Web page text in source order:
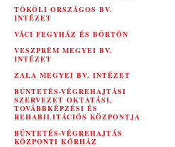
TÖKÖLI ORSZÁGOS BV.
INTÉZET
VÁCI FEGYHÁZ ÉS BÖRTÖN
VESZPRÉM MEGYEI BV.
INTÉZET
ZALA MEGYEI BV. INTÉZET
BÜNTETÉS-VÉGREHAJTÁSI
SZERVEZET OKTATÁSI,
TOVÁBBKÉPZÉSI ÉS
REHABILITÁCIÓS KÖZPONTJA
BÜNTETÉS-VÉGREHAJTÁS
KÖZPONTI KÓRHÁZ